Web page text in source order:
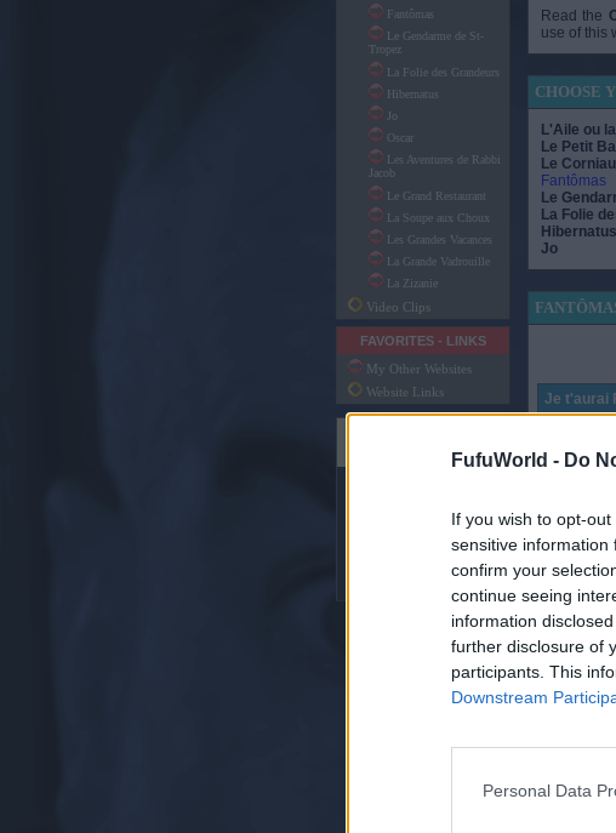
FufuWorld - Do
If you wish to opt-
sensitive information
confirm your
continue seeing
information
further disclosure of
participants. This
Downstream
Personal Data
Fantômas
Le Gendarme de St-
Tropez
La Folie des Grandeurs
Hibernatus
Jo
Oscar
Les Aventures de Rabbi
Jacob
Le Grand Restaurant
La Soupe aux Choux
Les Grandes Vacances
La Grande Vadrouille
La Zizanie
Video Clips
FAVORITES - LINKS
My Other Websites
Website Links
Read the
use of this
CHOOSE
L'Aile ou
Le Petit
Le
Fantômas
Le
La Folie
Hibernatus
Jo
Je t'aurai
[Juve]Je
Cet